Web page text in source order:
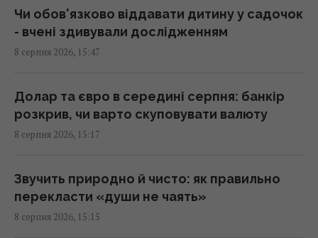
14:51 субота, 08 серпня 2026
Чоловіка висміювали за посадку 11 тисяч
результат
14:50 субота, 08 серпня 2026
господарство і саму природу України, -
Forbes
14:41 субота, 08 серпня 2026
Чи обов'язково віддавати дитину у садочок
- вчені здивували дослідженням
8 серпня 2026, 15:47
Долар та євро в середині серпня: банкір
розкрив, чи варто скуповувати валюту
8 серпня 2026, 15:17
Звучить природно й чисто: як правильно
перекласти «души не чаять»
8 серпня 2026, 15:15